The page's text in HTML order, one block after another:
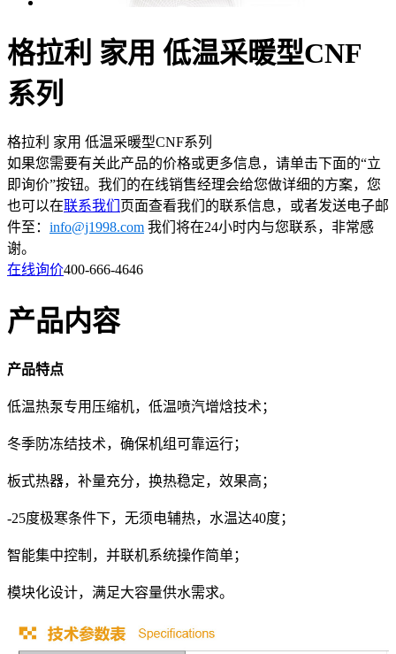
格拉利 家用 低温采暖型CNF
系列
格拉利 家用 低温采暖型CNF系列
如果您需要有关此产品的价格或更多信息，请单击下面的“立
即询价”按钮。我们的在线销售经理会给您做详细的方案，您
也可以在联系我们 页面查看我们的联系信息，或者发送电子邮
件至： info@j1998.com 我们将在24小时内与您联系，非常感
谢。
在线询价400-666-4646
产品内容
产品特点
低温热泵专用压缩机，低温喷汽增焓技术；
冬季防冻结技术，确保机组可靠运行；
板式热器，补量充分，换热稳定，效果高；
-25度极寒条件下，无须电辅热，水温达40度；
智能集中控制，并联机系统操作简单；
模块化设计，满足大容量供水需求。